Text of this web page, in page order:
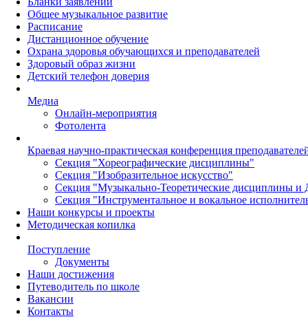
Общее музыкальное развитие
Расписание
Дистанционное обучение
Охрана здоровья обучающихся и преподавателей
Здоровый образ жизни
Детский телефон доверия
Медиа
Онлайн-мероприятия
Фотолента
Краевая научно-практическая конференция
Секция "Хореографические дисциплины"
Секция "Изобразительное искусство"
Секция "Музыкально-Теоретические дисциплины и
Секция "Инструментальное и вокальное
Наши конкурсы и проекты
Методическая копилка
Поступление
Документы
Наши достижения
Путеводитель по школе
Вакансии
Контакты